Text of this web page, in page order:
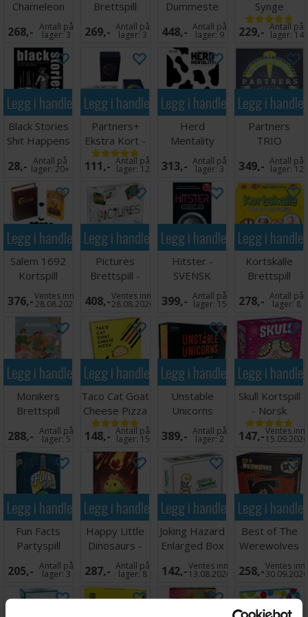
Chameleon
Brettspill
268,- Antall på
lager:3
Brettspill
269,- Antall på
lager:3
Dummeste
Deluxe
Brettspill
448,- Antall på
lager:9
Synge
Kortspill
229,- Antall på
lager: 14
Legg i handlekurven
Black Stories
Shit Happens
Kortspill
28,- Antall på
lager:20+
Legg i handlekurven
Partners+
Ekstra Kort -
Norsk
111,- Antall på
lager: 12
Legg i handlekurven
Herd
Mentality
Partyspill
313,- Antall på
lager:3
Legg i
Partners
TRIO
Brettspill
349,- Antall på
lager: 12
Legg i handlekurven
Salem 1692
Kortspill
376,-Ventes inn
28.08.2026
Legg i handlekurven
Pictures
Brettspill -
Norsk
408,-Ventes inn
28.08.2026
Legg i handlekurven
Hitster -
SVENSK
399,- Antall på
lager: 15
Legg i
Kortskalle
Brettspill
278,- Antall på
lager:8
Legg i handlekurven
Monikers
Brettspill
288,- Antall på
lager:5
Legg i handlekurven
Taco Cat Goat
Cheese Pizza
Brettspill
148,- Antall på
lager: 15
Legg i handlekurven
Unstable
Unicorns
NSFW
Brettspill
389,- Antall på
lager:2
Legg i
Skull Kortspill
- Norsk
utgave
147,-Ventes inn
15.09.2026
Legg i handlekurven
Fun Facts
Partyspill
205,- Antall på
lager:3
Legg i handlekurven
Happy Little
Dinosaurs -
Norske regler
287,- Antall på
lager:8
Legg i handlekurven
Joking Hazard
Enlarged Box
142,-Ventes inn
13.08.2026
Legg i
Best of The
Werewolves
of Millers
Hollow
258,-Ventes inn
30.09.2026